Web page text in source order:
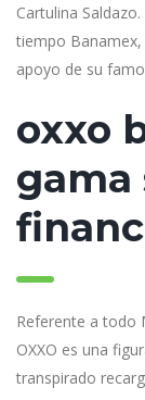
Cartulina Saldazo.
tiempo
apoyo de su
oxxo
gama
Referente a todo
OXXO es una
transpirado